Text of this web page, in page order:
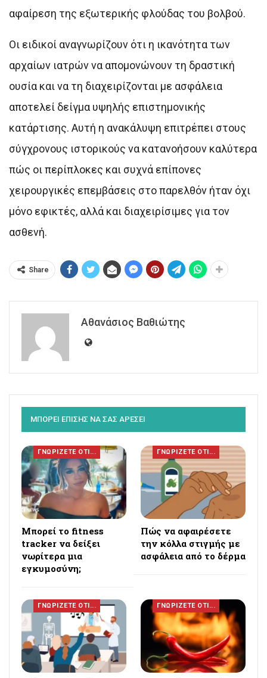
αφαίρεση της εξωτερικής φλούδας του βολβού.
Οι ειδικοί αναγνωρίζουν ότι η ικανότητα των
αρχαίων ιατρών να απομονώνουν τη δραστική
ουσία και να τη διαχειρίζονται με ασφάλεια
αποτελεί δείγμα υψηλής επιστημονικής
κατάρτισης. Αυτή η ανακάλυψη επιτρέπει στους
σύγχρονους ιστορικούς να κατανοήσουν καλύτερα
πώς οι περίπλοκες και συχνά επίπονες
χειρουργικές επεμβάσεις στο παρελθόν ήταν όχι
μόνο εφικτές, αλλά και διαχειρίσιμες για τον
ασθενή.
Share
Αθανάσιος Βαθιώτης
ΜΠΟΡΕΙ ΕΠΙΣΗΣ ΝΑ ΣΑΣ ΑΡΕΣΕΙ
ΓΝΩΡΙΖΕΤΕ ΟΤΙ...
Μπορεί το fitness
tracker να δείξει
νωρίτερα μια
εγκυμοσύνη;
ΓΝΩΡΙΖΕΤΕ ΟΤΙ...
Πώς να αφαιρέσετε
την κόλλα στιγμής με
ασφάλεια από το δέρμα
ΓΝΩΡΙΖΕΤΕ ΟΤΙ... ΓΝΩΡΙΖΕΤΕ ΟΤΙ...